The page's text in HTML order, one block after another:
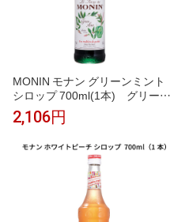
MONIN モナン グリーンミント
シロップ 700ml(1本) グリーン
ミント ミント モヒート チョコ
ミント かき氷 ソーダ ノンアル
業務用 フレーバーシロップ
2,106円